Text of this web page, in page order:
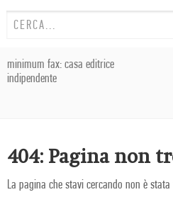
minimum fax: casa editrice
indipendente
404: Pagina non
La pagina che stavi cercando non è